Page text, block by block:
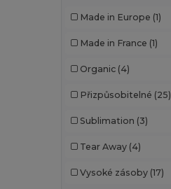
Made in Europe (1)
Made in France (1)
Organic (4)
Přizpůsobitelné (25)
Sublimation (3)
Tear Away (4)
Vysoké zásoby (17)